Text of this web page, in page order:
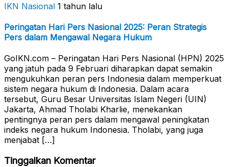
IKN Nasional 1 tahun lalu
Peringatan Hari Pers Nasional 2025: Peran Strategis
Pers dalam Mengawal Negara Hukum
GoIKN.com – Peringatan Hari Pers Nasional (HPN) 2025
yang jatuh pada 9 Februari diharapkan dapat semakin
mengukuhkan peran pers Indonesia dalam memperkuat
sistem negara hukum di Indonesia. Dalam acara
tersebut, Guru Besar Universitas Islam Negeri (UIN)
Jakarta, Ahmad Tholabi Kharlie, menekankan
pentingnya peran pers dalam mengawal peningkatan
indeks negara hukum Indonesia. Tholabi, yang juga
menjabat […]
Tinggalkan Komentar